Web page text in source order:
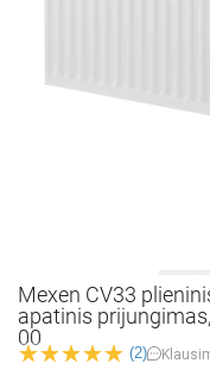
Mexen CV33
apatinis
00
(2)